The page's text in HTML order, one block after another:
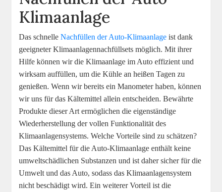
Klimaanlage
Das schnelleNachfüllen der Auto-Klimaanlage ist dank
geeigneter Klimaanlagennachfüllsets möglich. Mit ihrer
Hilfe können wir die Klimaanlage im Auto effizient und
wirksam auffüllen, um die Kühle an heißen Tagen zu
genießen. Wenn wir bereits ein Manometer haben, können
wir uns für das Kältemittel allein entscheiden. Bewährte
Produkte dieser Art ermöglichen die eigenständige
Wiederherstellung der vollen Funktionalität des
Klimaanlagensystems. Welche Vorteile sind zu schätzen?
Das Kältemittel für die Auto-Klimaanlage enthält keine
umweltschädlichen Substanzen und ist daher sicher für die
Umwelt und das Auto, sodass das Klimaanlagensystem
nicht beschädigt wird. Ein weiterer Vorteil ist die